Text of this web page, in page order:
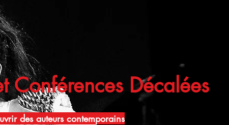
Conférences Décalées
des auteurs contemporains